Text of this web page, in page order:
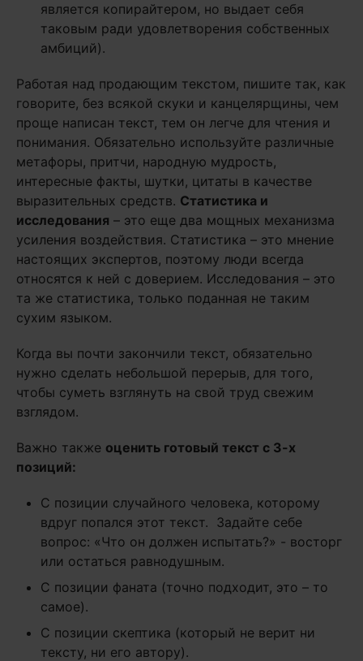
является копирайтером, но выдает себя
таковым ради удовлетворения собственных
амбиций).
Работая над продающим текстом, пишите так, как
говорите, без всякой скуки и канцелярщины, чем
проще написан текст, тем он легче для чтения и
понимания. Обязательно используйте различные
метафоры, притчи, народную мудрость,
интересные факты, шутки, цитаты в качестве
выразительных средств. Статистика и
исследования – это еще два мощных механизма
усиления воздействия. Статистика – это мнение
настоящих экспертов, поэтому люди всегда
относятся к ней с доверием. Исследования – это
та же статистика, только поданная не таким
сухим языком.
Когда вы почти закончили текст, обязательно
нужно сделать небольшой перерыв, для того,
чтобы суметь взглянуть на свой труд свежим
взглядом.
Важно также оценить готовый текст с 3-х
позиций:
С позиции случайного человека, которому
вдруг попался этот текст. Задайте себе
вопрос: «Что он должен испытать?» - восторг
или остаться равнодушным.
С позиции фаната (точно подходит, это – то
самое).
С позиции скептика (который не верит ни
тексту, ни его автору).